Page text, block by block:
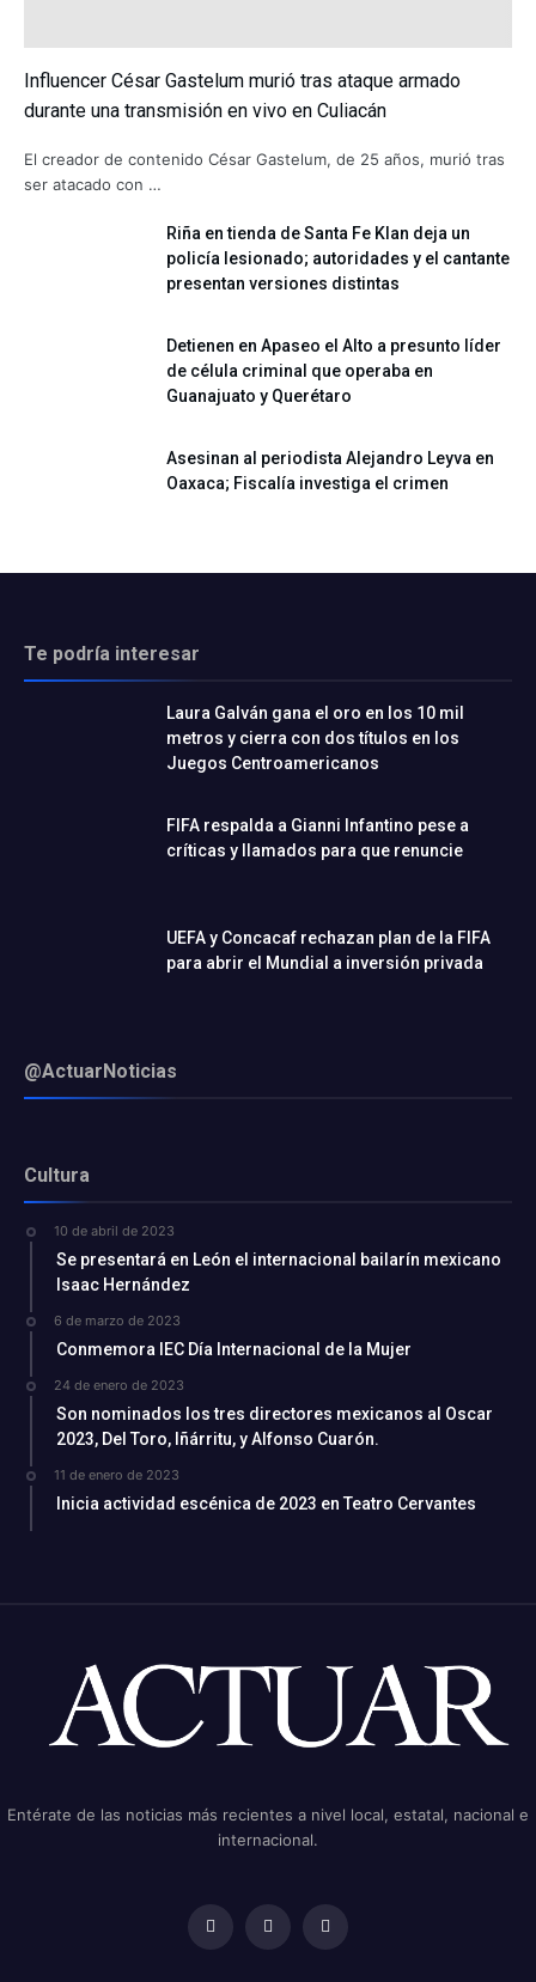
Influencer César Gastelum murió tras ataque armado
durante una transmisión en vivo en Culiacán
El creador de contenido César Gastelum, de 25 años, murió tras
ser atacado con …
Riña en tienda de Santa Fe Klan deja un
policía lesionado; autoridades y el cantante
presentan versiones distintas
Detienen en Apaseo el Alto a presunto líder
de célula criminal que operaba en
Guanajuato y Querétaro
Asesinan al periodista Alejandro Leyva en
Oaxaca; Fiscalía investiga el crimen
Te podría interesar
Laura Galván gana el oro en los 10 mil
metros y cierra con dos títulos en los
Juegos Centroamericanos
FIFA respalda a Gianni Infantino pese a
críticas y llamados para que renuncie
UEFA y Concacaf rechazan plan de la FIFA
para abrir el Mundial a inversión privada
@ActuarNoticias
Cultura
10 de abril de 2023
Se presentará en León el internacional bailarín mexicano
Isaac Hernández
6 de marzo de 2023
Conmemora IEC Día Internacional de la Mujer
24 de enero de 2023
Son nominados los tres directores mexicanos al Oscar
2023, Del Toro, Iñárritu, y Alfonso Cuarón.
11 de enero de 2023
Inicia actividad escénica de 2023 en Teatro Cervantes
Entérate de las noticias más recientes a nivel local, estatal, nacional e
internacional.